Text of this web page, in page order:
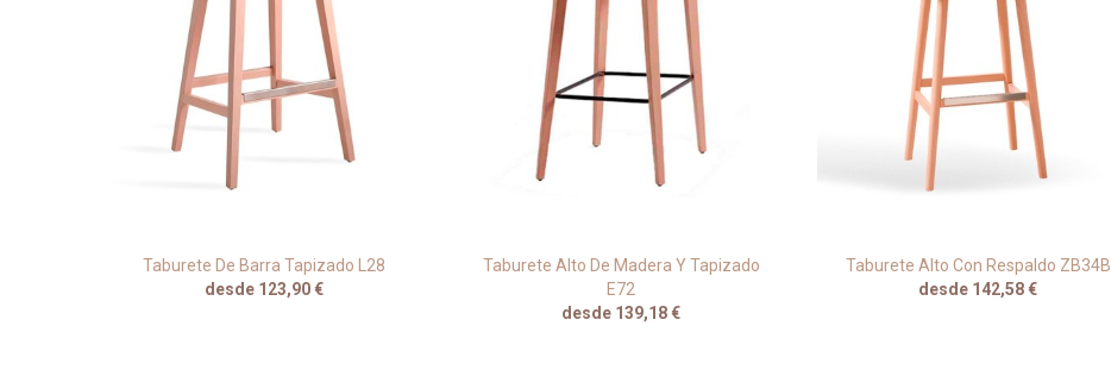
Taburete De Barra Tapizado L28
desde 123,90 €
Taburete Alto De Madera Y Tapizado
E72
desde 139,18 €
Taburete Alto Con Respaldo ZB34B
desde 142,58 €